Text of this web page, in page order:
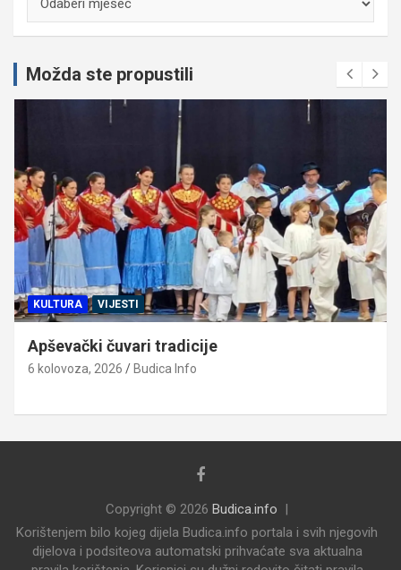
Možda ste propustili
KULTURA VIJESTI
Apševački čuvari tradicije
6 kolovoza, 2026 Budica Info
Copyright © 2026 Budica.info
Korištenjem bilo kojeg dijela Budica.info portala i svih njegovih
dijelova i podsiteova automatski prihvaćate sva aktualna